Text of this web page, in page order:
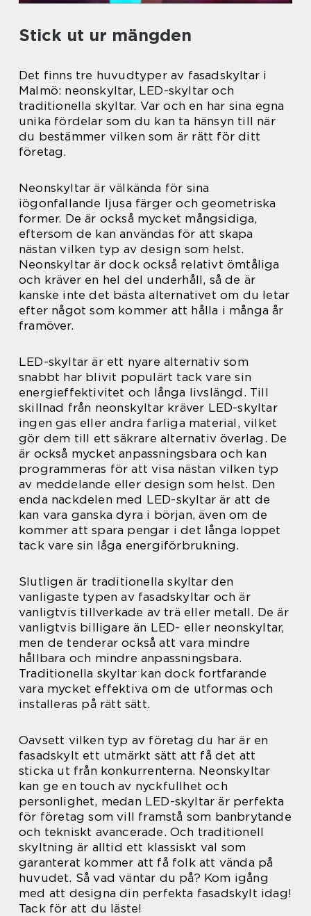
Stick ut ur mängden
Det finns tre huvudtyper av fasadskyltar i
Malmö: neonskyltar, LED-skyltar och
traditionella skyltar. Var och en har sina egna
unika fördelar som du kan ta hänsyn till när
du bestämmer vilken som är rätt för ditt
företag.
Neonskyltar är välkända för sina
iögonfallande ljusa färger och geometriska
former. De är också mycket mångsidiga,
eftersom de kan användas för att skapa
nästan vilken typ av design som helst.
Neonskyltar är dock också relativt ömtåliga
och kräver en hel del underhåll, så de är
kanske inte det bästa alternativet om du letar
efter något som kommer att hålla i många år
framöver.
LED-skyltar är ett nyare alternativ som
snabbt har blivit populärt tack vare sin
energieffektivitet och långa livslängd. Till
skillnad från neonskyltar kräver LED-skyltar
ingen gas eller andra farliga material, vilket
gör dem till ett säkrare alternativ överlag. De
är också mycket anpassningsbara och kan
programmeras för att visa nästan vilken typ
av meddelande eller design som helst. Den
enda nackdelen med LED-skyltar är att de
kan vara ganska dyra i början, även om de
kommer att spara pengar i det långa loppet
tack vare sin låga energiförbrukning.
Slutligen är traditionella skyltar den
vanligaste typen av fasadskyltar och är
vanligtvis tillverkade av trä eller metall. De är
vanligtvis billigare än LED- eller neonskyltar,
men de tenderar också att vara mindre
hållbara och mindre anpassningsbara.
Traditionella skyltar kan dock fortfarande
vara mycket effektiva om de utformas och
installeras på rätt sätt.
Oavsett vilken typ av företag du har är en
fasadskylt ett utmärkt sätt att få det att
sticka ut från konkurrenterna. Neonskyltar
kan ge en touch av nyckfullhet och
personlighet, medan LED-skyltar är perfekta
för företag som vill framstå som banbrytande
och tekniskt avancerade. Och traditionell
skyltning är alltid ett klassiskt val som
garanterat kommer att få folk att vända på
huvudet. Så vad väntar du på? Kom igång
med att designa din perfekta fasadskylt idag!
Tack för att du läste!